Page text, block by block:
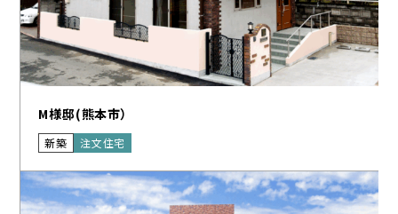
M様邸(熊本市）
新築 注文住宅